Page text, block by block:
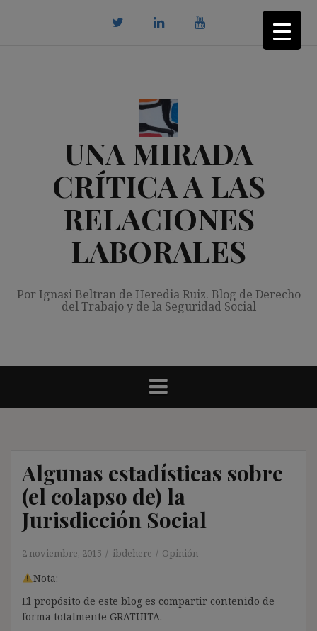
UNA MIRADA
CRÍTICA A LAS
RELACIONES
LABORALES
Por Ignasi Beltran de Heredia Ruiz. Blog de Derecho
del Trabajo y de la Seguridad Social
Algunas estadísticas sobre
(el colapso de) la
Jurisdicción Social
2 noviembre, 2015 ibdehere Opinión
Nota:
El propósito de este blog es compartir contenido de
forma totalmente GRATUITA.